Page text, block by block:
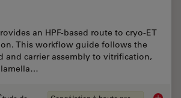
an HPF-based route to cryo-ET
This workflow guide follows the
and carrier assembly to vitrification,
lamella…